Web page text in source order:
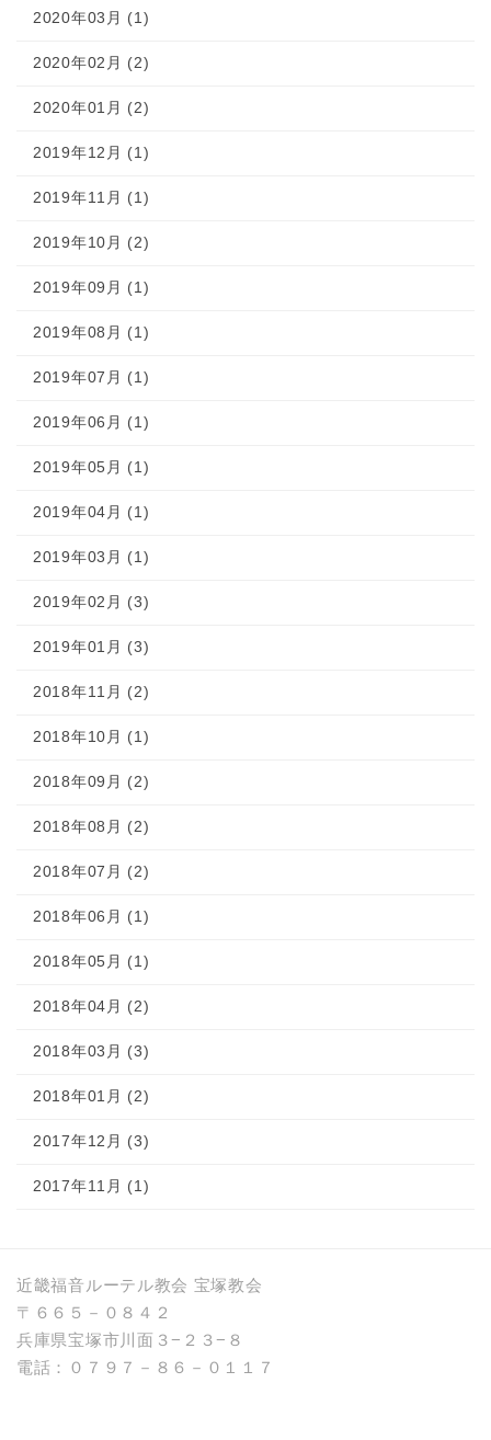
2020年03月 (1)
2020年02月 (2)
2020年01月 (2)
2019年12月 (1)
2019年11月 (1)
2019年10月 (2)
2019年09月 (1)
2019年08月 (1)
2019年07月 (1)
2019年06月 (1)
2019年05月 (1)
2019年04月 (1)
2019年03月 (1)
2019年02月 (3)
2019年01月 (3)
2018年11月 (2)
2018年10月 (1)
2018年09月 (2)
2018年08月 (2)
2018年07月 (2)
2018年06月 (1)
2018年05月 (1)
2018年04月 (2)
2018年03月 (3)
2018年01月 (2)
2017年12月 (3)
2017年11月 (1)
近畿福音ルーテル教会 宝塚教会
〒６６５－０８４２
兵庫県宝塚市川面３−２３−８
電話：０７９７－８６－０１１７